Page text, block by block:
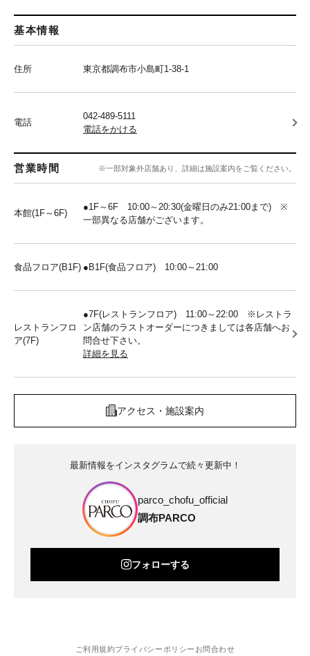
基本情報
住所 東京都調布市小島町1-38-1
電話
042-489-5111
電話をかける
営業時間 ※一部対象外店舗あり、詳細は施設案内をご覧ください。
本館(1F～6F)
●1F～6F 10:00～20:30(金曜日のみ21:00まで) ※
一部異なる店舗がございます。
食品フロア(B1F) ●B1F(食品フロア) 10:00～21:00
レストランフロ
ア(7F)
●7F(レストランフロア) 11:00～22:00 ※レストラ
ン店舗のラストオーダーにつきましては各店舗へお
問合せ下さい。
詳細を見る
アクセス・施設案内
最新情報をインスタグラムで続々更新中！
parco_chofu_official
調布PARCO
フォローする
ご利用規約プライバシーポリシー お問合わせ